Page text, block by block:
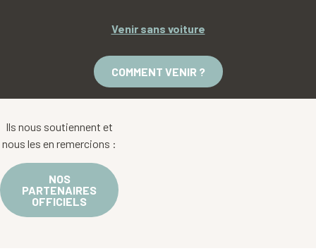
Venir sans voiture
COMMENT VENIR ?
Ils nous soutiennent et
nous les en remercions :
NOS
PARTENAIRES
OFFICIELS